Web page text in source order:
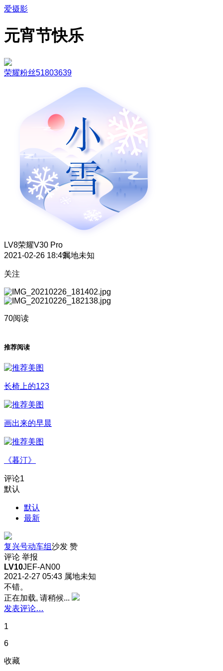
爱摄影
元宵节快乐
荣耀粉丝51803639
LV8荣耀V30 Pro
2021-02-26 18:49属地未知
关注
70阅读
推荐阅读
长椅上的123
画出来的早晨
《暮汀》
评论1
默认
默认
最新
复兴号动车组沙发 赞
评论 举报
LV10JEF-AN00
2021-2-27 05:43 属地未知
不错。
正在加载, 请稍候...
发表评论…
1
6
收藏